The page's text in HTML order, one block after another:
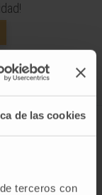
de las cookies
terceros con